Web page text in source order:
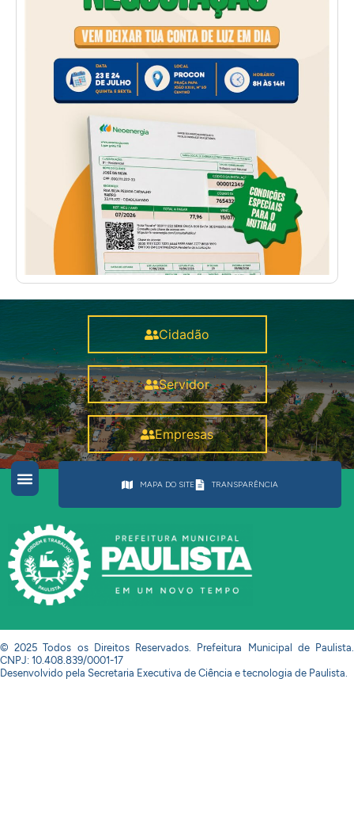
Cidadão
Servidor
Empresas
MAPA DO SITE TRANSPARÊNCIA
© 2025 Todos os Direitos Reservados. Prefeitura Municipal de Paulista.
CNPJ: 10.408.839/0001-17
Desenvolvido pela Secretaria Executiva de Ciência e tecnologia de Paulista.